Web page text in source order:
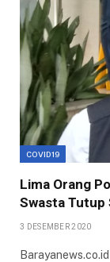
COVID19
Lima Orang
Swasta Tutup
3 DESEMBER 2020